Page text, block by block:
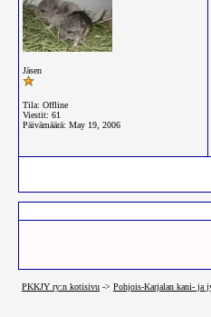
Jäsen
Tila: Offline
Viestit: 61
Päivämäärä: May 19, 2006
PKKJY ry:n kotisivu -> Pohjois-Karjalan kani- ja